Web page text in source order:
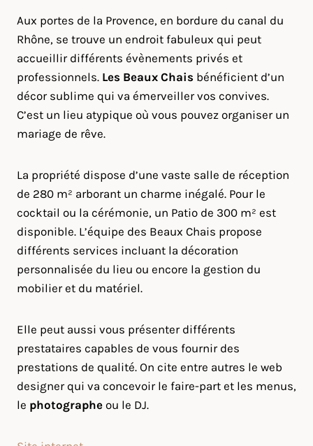
Aux portes de la Provence, en bordure du canal du
Rhône, se trouve un endroit fabuleux qui peut
accueillir différents évènements privés et
professionnels. Les Beaux Chais bénéficient d’un
décor sublime qui va émerveiller vos convives.
C’est un lieu atypique où vous pouvez organiser un
mariage de rêve.
La propriété dispose d’une vaste salle de réception
de 280 m² arborant un charme inégalé. Pour le
cocktail ou la cérémonie, un Patio de 300 m² est
disponible. L’équipe des Beaux Chais propose
différents services incluant la décoration
personnalisée du lieu ou encore la gestion du
mobilier et du matériel.
Elle peut aussi vous présenter différents
prestataires capables de vous fournir des
prestations de qualité. On cite entre autres le web
designer qui va concevoir le faire-part et les menus,
le photographe ou le DJ.